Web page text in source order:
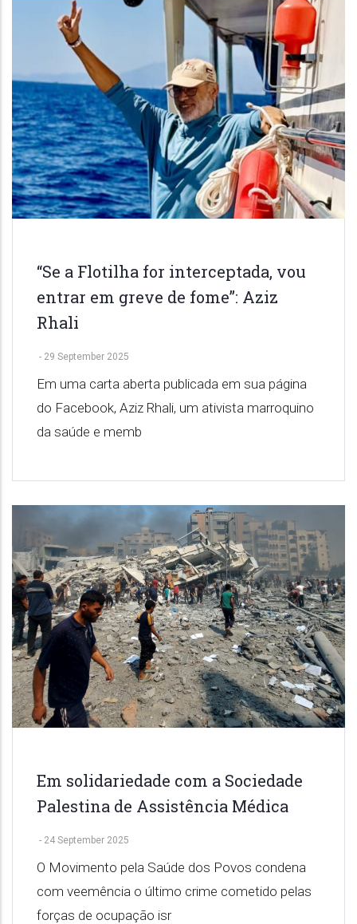
“Se a Flotilha for interceptada, vou
entrar em greve de fome”: Aziz
Rhali
- 29 September 2025
Em uma carta aberta publicada em sua página
do Facebook, Aziz Rhali, um ativista marroquino
da saúde e memb
Em solidariedade com a Sociedade
Palestina de Assistência Médica
- 24 September 2025
O Movimento pela Saúde dos Povos condena
com veemência o último crime cometido pelas
forças de ocupação isr